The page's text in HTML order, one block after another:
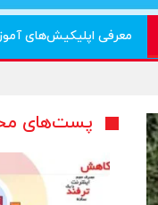
معرفی اپلیکیش‌های
پست‌های